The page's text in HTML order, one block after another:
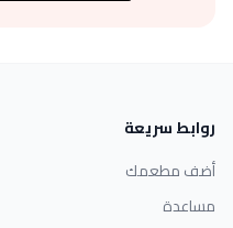
روابط سريعة
أضف مطعمك
مساعدة